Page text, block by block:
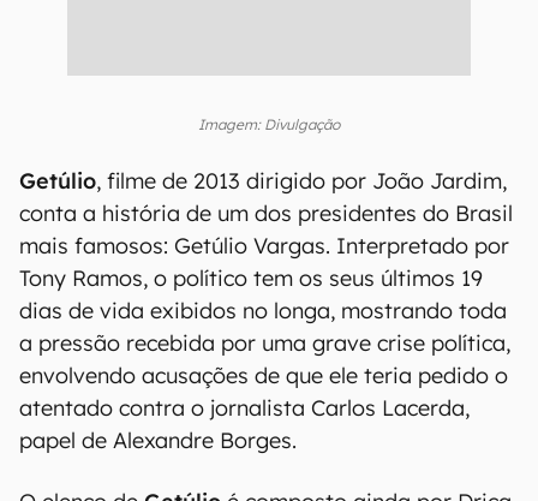
Imagem: Divulgação
Getúlio, filme de 2013 dirigido por João Jardim,
conta a história de um dos presidentes do Brasil
mais famosos: Getúlio Vargas. Interpretado por
Tony Ramos, o político tem os seus últimos 19
dias de vida exibidos no longa, mostrando toda
a pressão recebida por uma grave crise política,
envolvendo acusações de que ele teria pedido o
atentado contra o jornalista Carlos Lacerda,
papel de Alexandre Borges.